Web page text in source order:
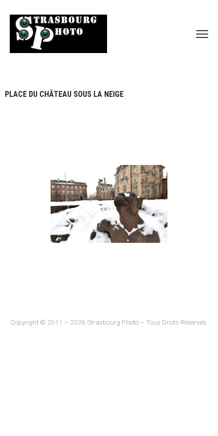
PLACE DU CHÂTEAU SOUS LA NEIGE
Copyright © 2011 – 2026 Strasbourg Photo – Tous Droits Réservés.